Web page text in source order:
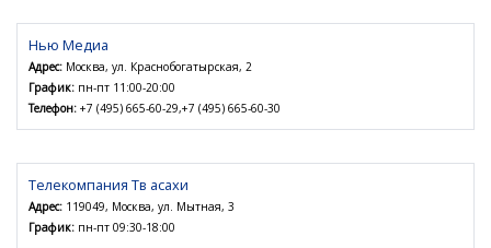
Нью Медиа
Адрес: Москва, ул. Краснобогатырская, 2
График: пн-пт 11:00-20:00
Телефон: +7 (495) 665-60-29,+7 (495) 665-60-30
Телекомпания Тв асахи
Адрес: 119049, Москва, ул. Мытная, 3
График: пн-пт 09:30-18:00